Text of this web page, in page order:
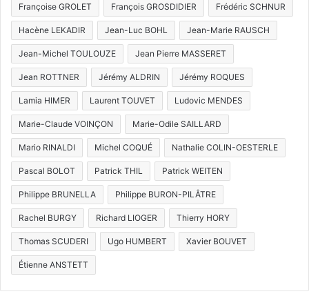
Françoise GROLET François GROSDIDIER Frédéric SCHNUR
Hacène LEKADIR Jean-Luc BOHL Jean-Marie RAUSCH
Jean-Michel TOULOUZE Jean Pierre MASSERET
Jean ROTTNER Jérémy ALDRIN Jérémy ROQUES
Lamia HIMER Laurent TOUVET Ludovic MENDES
Marie-Claude VOINÇON Marie-Odile SAILLARD
Mario RINALDI Michel COQUÉ Nathalie COLIN-OESTERLE
Pascal BOLOT Patrick THIL Patrick WEITEN
Philippe BRUNELLA Philippe BURON-PILÂTRE
Rachel BURGY Richard LIOGER Thierry HORY
Thomas SCUDERI Ugo HUMBERT Xavier BOUVET
Étienne ANSTETT